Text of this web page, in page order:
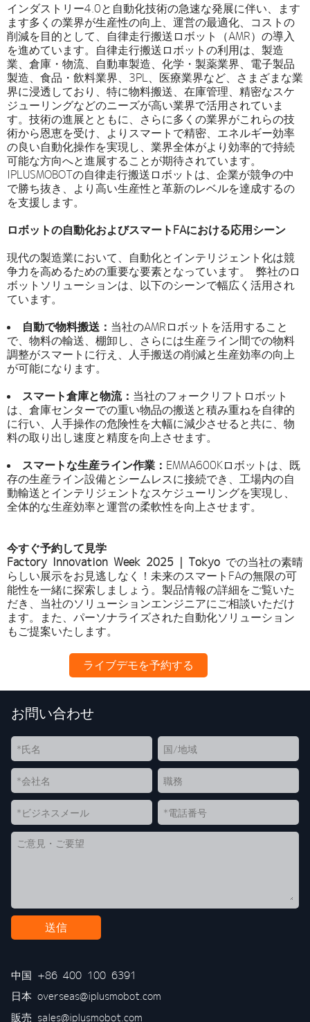
インダストリー4.0と自動化技術の急速な発展に伴い、ます
ます多くの業界が生産性の向上、運営の最適化、コストの
削減を目的として、自律走行搬送ロボット（AMR）の導入
を進めています。自律走行搬送ロボットの利用は、製造
業、倉庫・物流、自動車製造、化学・製薬業界、電子製品
製造、食品・飲料業界、3PL、医療業界など、さまざまな業
界に浸透しており、特に物料搬送、在庫管理、精密なスケ
ジューリングなどのニーズが高い業界で活用されていま
す。技術の進展とともに、さらに多くの業界がこれらの技
術から恩恵を受け、よりスマートで精密、エネルギー効率
の良い自動化操作を実現し、業界全体がより効率的で持続
可能な方向へと進展することが期待されています。
IPLUSMOBOTの自律走行搬送ロボットは、企業が競争の中
で勝ち抜き、より高い生産性と革新のレベルを達成するの
を支援します。
ロボットの自動化およびスマートFAにおける応用シーン
現代の製造業において、自動化とインテリジェント化は競
争力を高めるための重要な要素となっています。 弊社のロ
ボットソリューションは、以下のシーンで幅広く活用され
ています。
自動で物料搬送： 当社のAMRロボットを活用すること
で、物料の輸送、棚卸し、さらには生産ライン間での物料
調整がスマートに行え、人手搬送の削減と生産効率の向上
が可能になります。
スマート倉庫と物流： 当社のフォークリフトロボット
は、倉庫センターでの重い物品の搬送と積み重ねを自律的
に行い、人手操作の危険性を大幅に減少させると共に、物
料の取り出し速度と精度を向上させます。
スマートな生産ライン作業： EMMA600Kロボットは、既
存の生産ライン設備とシームレスに接続でき、工場内の自
動輸送とインテリジェントなスケジューリングを実現し、
全体的な生産効率と運営の柔軟性を向上させます。
今すぐ予約して見学
Factory Innovation Week 2025 | Tokyo での当社の素晴
らしい展示をお見逃しなく！未来のスマートFAの無限の可
能性を一緒に探索しましょう。製品情報の詳細をご覧いた
だき、当社のソリューションエンジニアにご相談いただけ
ます。また、パーソナライズされた自動化ソリューション
もご提案いたします。
ライブデモを予約する
お問い合わせ
送信
中国 +86 400 100 6391
日本 overseas@iplusmobot.com
販売 sales@iplusmobot.com